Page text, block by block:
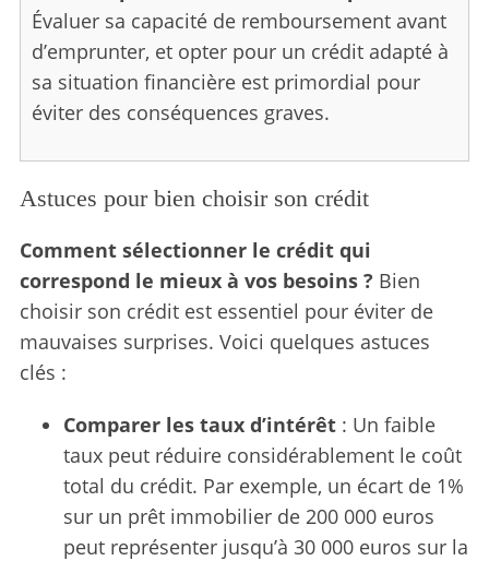
Évaluer sa capacité de remboursement avant
d’emprunter, et opter pour un crédit adapté à
sa situation financière est primordial pour
éviter des conséquences graves.
Astuces pour bien choisir son crédit
Comment sélectionner le crédit qui
correspond le mieux à vos besoins ? Bien
choisir son crédit est essentiel pour éviter de
mauvaises surprises. Voici quelques astuces
clés :
Comparer les taux d’intérêt: Un faible
taux peut réduire considérablement le coût
total du crédit. Par exemple, un écart de 1%
sur un prêt immobilier de 200 000 euros
peut représenter jusqu’à 30 000 euros sur la